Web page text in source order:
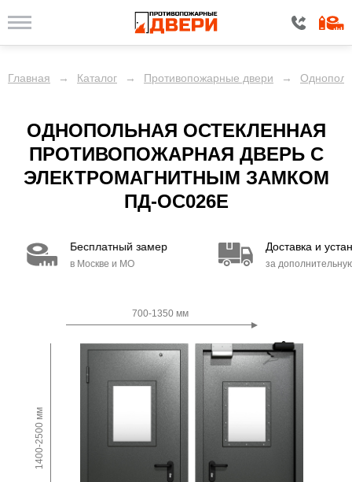
Главная → Каталог → Противопожарные двери →
ОДНОПОЛЬНАЯ ОСТЕКЛЕННАЯ
ПРОТИВОПОЖАРНАЯ ДВЕРЬ С
ЭЛЕКТРОМАГНИТНЫМ ЗАМКОМ
ПД-ОС026E
Бесплатный замер
в Москве и МО
Доставка и
за дополнительную
700-1350 мм
1400-2500 мм